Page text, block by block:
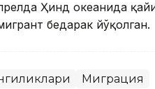
Ҳинд океанида
бедарак йўқолган.
Миграция